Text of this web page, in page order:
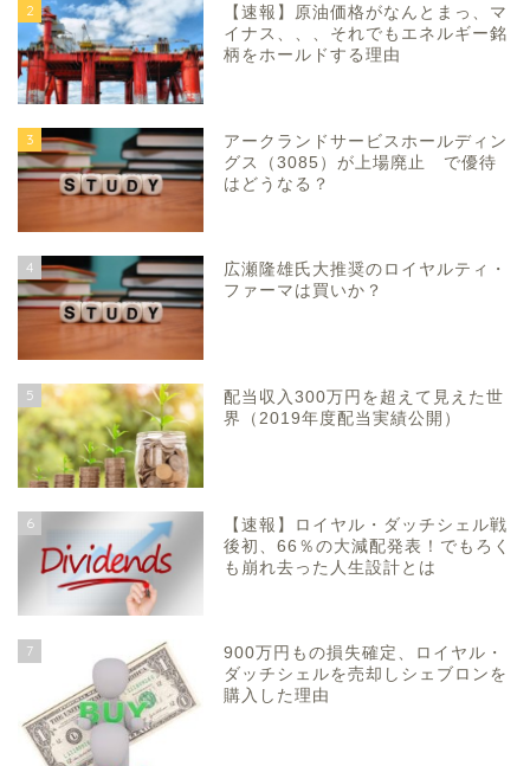
2
【速報】原油価格がなんとまっ、マ
イナス、、、それでもエネルギー銘
柄をホールドする理由
3
アークランドサービスホールディン
グス（3085）が上場廃止 で優待
はどうなる？
4
広瀬隆雄氏大推奨のロイヤルティ・
ファーマは買いか？
5
配当収入300万円を超えて見えた世
界（2019年度配当実績公開）
6
【速報】ロイヤル・ダッチシェル戦
後初、66％の大減配発表！でもろく
も崩れ去った人生設計とは
7
900万円もの損失確定、ロイヤル・
ダッチシェルを売却しシェブロンを
購入した理由